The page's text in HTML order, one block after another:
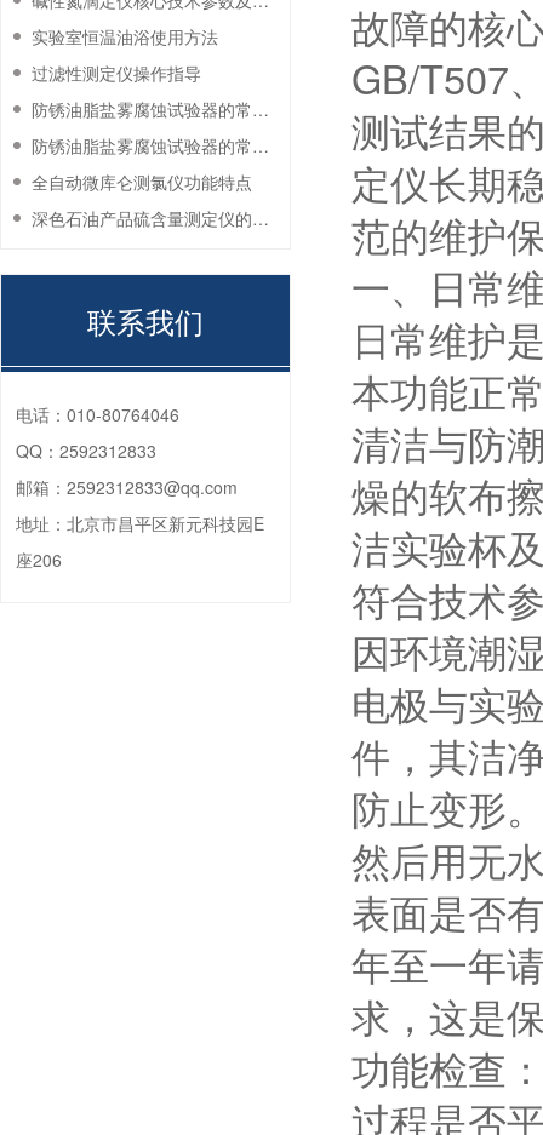
故障的核
GB/T507
测试结果
定仪长期
范的维护
一、日常
日常维护
本功能正
清洁与防
燥的软布
洁实验杯
符合技术
因环境潮
电极与实
件，其洁
防止变形
然后用无
表面是否
年至一年
求，这是
功能检查
过程是否
实验室恒温油浴使用方法
过滤性测定仪操作指导
防锈油脂盐雾腐蚀试验器的常见故障与解决方法
防锈油脂盐雾腐蚀试验器的常见故障与解决方法
全自动微库仑测氯仪功能特点
深色石油产品硫含量测定仪的工作环境要求
联系我们
电话： 010-80764046
QQ： 2592312833
邮箱： 2592312833@qq.com
地址： 北京市昌平区新元科技园E
座206